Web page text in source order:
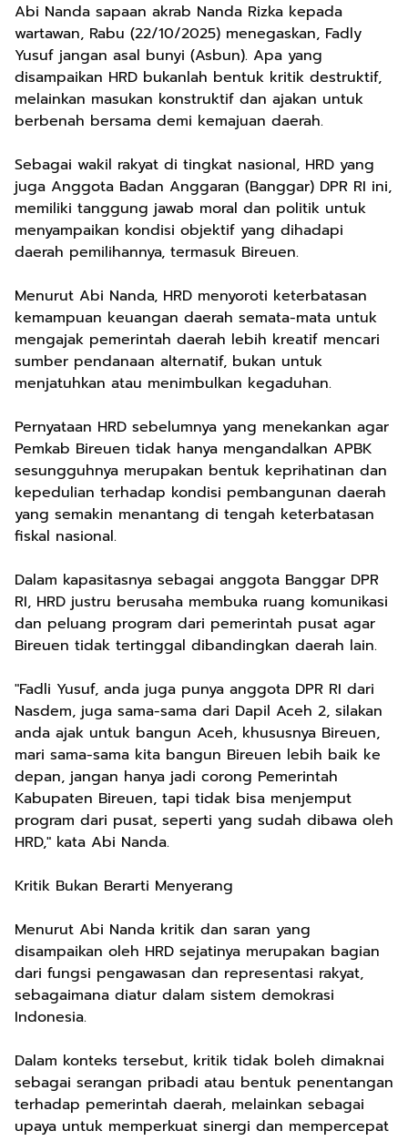
Abi Nanda sapaan akrab Nanda Rizka kepada
wartawan, Rabu (22/10/2025) menegaskan, Fadly
Yusuf jangan asal bunyi (Asbun). Apa yang
disampaikan HRD bukanlah bentuk kritik destruktif,
melainkan masukan konstruktif dan ajakan untuk
berbenah bersama demi kemajuan daerah.
Sebagai wakil rakyat di tingkat nasional, HRD yang
juga Anggota Badan Anggaran (Banggar) DPR RI ini,
memiliki tanggung jawab moral dan politik untuk
menyampaikan kondisi objektif yang dihadapi
daerah pemilihannya, termasuk Bireuen.
Menurut Abi Nanda, HRD menyoroti keterbatasan
kemampuan keuangan daerah semata-mata untuk
mengajak pemerintah daerah lebih kreatif mencari
sumber pendanaan alternatif, bukan untuk
menjatuhkan atau menimbulkan kegaduhan.
Pernyataan HRD sebelumnya yang menekankan agar
Pemkab Bireuen tidak hanya mengandalkan APBK
sesungguhnya merupakan bentuk keprihatinan dan
kepedulian terhadap kondisi pembangunan daerah
yang semakin menantang di tengah keterbatasan
fiskal nasional.
Dalam kapasitasnya sebagai anggota Banggar DPR
RI, HRD justru berusaha membuka ruang komunikasi
dan peluang program dari pemerintah pusat agar
Bireuen tidak tertinggal dibandingkan daerah lain.
"Fadli Yusuf, anda juga punya anggota DPR RI dari
Nasdem, juga sama-sama dari Dapil Aceh 2, silakan
anda ajak untuk bangun Aceh, khususnya Bireuen,
mari sama-sama kita bangun Bireuen lebih baik ke
depan, jangan hanya jadi corong Pemerintah
Kabupaten Bireuen, tapi tidak bisa menjemput
program dari pusat, seperti yang sudah dibawa oleh
HRD," kata Abi Nanda.
Kritik Bukan Berarti Menyerang
Menurut Abi Nanda kritik dan saran yang
disampaikan oleh HRD sejatinya merupakan bagian
dari fungsi pengawasan dan representasi rakyat,
sebagaimana diatur dalam sistem demokrasi
Indonesia.
Dalam konteks tersebut, kritik tidak boleh dimaknai
sebagai serangan pribadi atau bentuk penentangan
terhadap pemerintah daerah, melainkan sebagai
upaya untuk memperkuat sinergi dan mempercepat